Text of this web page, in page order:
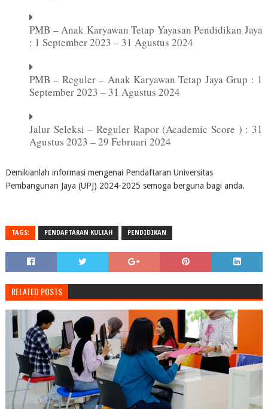
PMB – Anak Karyawan Tetap Yayasan Pendidikan Jaya
: 1 September 2023 – 31 Agustus 2024
PMB – Reguler – Anak Karyawan Tetap Jaya Grup : 1
September 2023 – 31 Agustus 2024
Jalur Seleksi – Reguler Rapor (Academic Score ) : 31
Agustus 2023 – 29 Februari 2024
Demikianlah informasi mengenai Pendaftaran Universitas
Pembangunan Jaya (UPJ) 2024-2025 semoga berguna bagi anda.
TAGS: PENDAFTARAN KULIAH PENDIDIKAN
RELATED POSTS